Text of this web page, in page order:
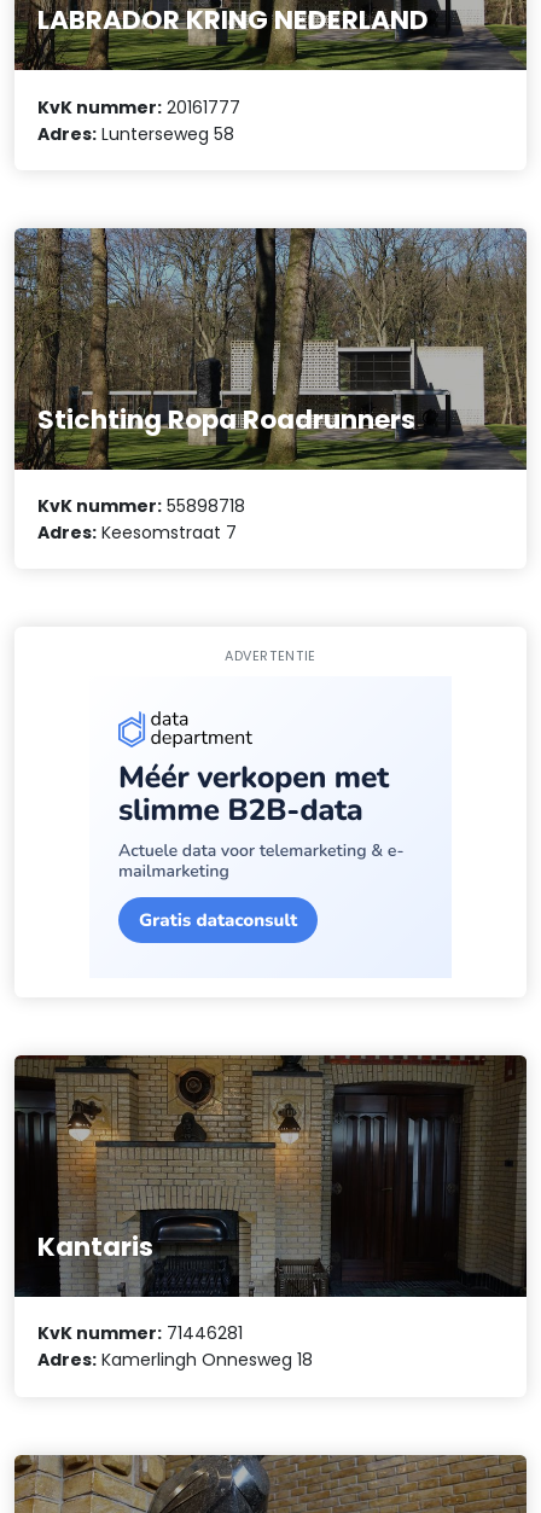
LABRADOR KRING NEDERLAND
KvK nummer: 20161777
Adres: Lunterseweg 58
Stichting Ropa Roadrunners
KvK nummer: 55898718
Adres: Keesomstraat 7
ADVERTENTIE
Kantaris
KvK nummer: 71446281
Adres: Kamerlingh Onnesweg 18